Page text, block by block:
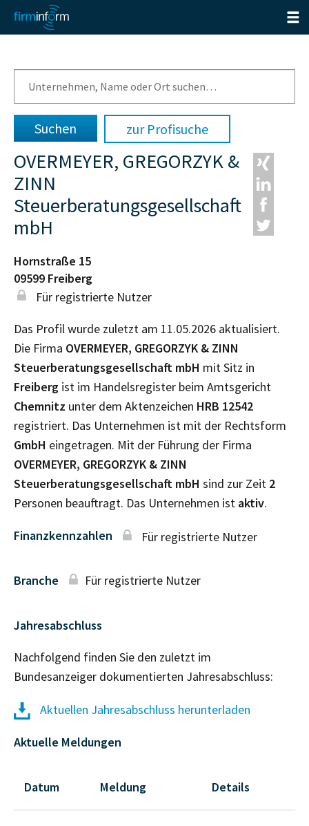
zur Profisuche
OVERMEYER, GREGORZYK &
ZINN
Steuerberatungsgesellschaft
mbH
Hornstraße 15
09599 Freiberg
Für registrierte Nutzer
Das Profil wurde zuletzt am 11.05.2026 aktualisiert.
Die Firma OVERMEYER, GREGORZYK & ZINN
Steuerberatungsgesellschaft mbH mit Sitz in
Freiberg ist im Handelsregister beim Amtsgericht
Chemnitz unter dem Aktenzeichen HRB 12542
registriert. Das Unternehmen ist mit der Rechtsform
GmbH eingetragen. Mit der Führung der Firma
OVERMEYER, GREGORZYK & ZINN
Steuerberatungsgesellschaft mbH sind zur Zeit 2
Personen beauftragt. Das Unternehmen ist aktiv.
Finanzkennzahlen Für registrierte Nutzer
Branche Für registrierte Nutzer
Jahresabschluss
Nachfolgend finden Sie den zuletzt im
Bundesanzeiger dokumentierten Jahresabschluss:
Aktuellen Jahresabschluss herunterladen
Aktuelle Meldungen
Datum Meldung Details